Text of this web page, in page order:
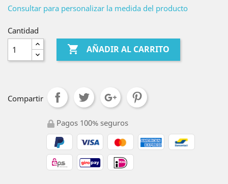
Consultar para personalizar la medida del producto
Cantidad
 AÑADIR AL CARRITO
Compartir
Pagos 100% seguros